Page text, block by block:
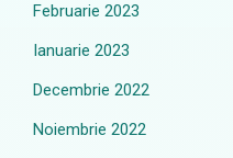
Februarie 2023
Ianuarie 2023
Decembrie 2022
Noiembrie 2022